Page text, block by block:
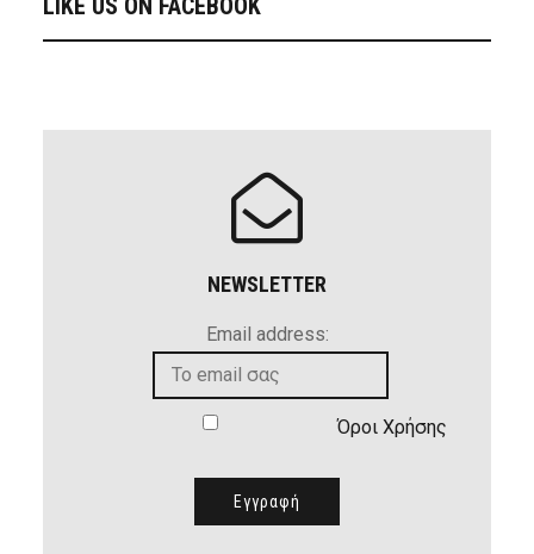
LIKE US ON FACEBOOK
NEWSLETTER
Email address:
Όροι Χρήσης